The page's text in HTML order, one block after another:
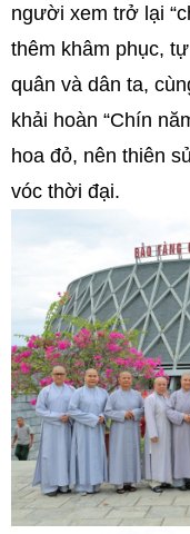
người xem trở lại
thêm khâm phục,
quân và dân ta,
khải hoàn “Chín
hoa đỏ, nên thiên
vóc thời đại.